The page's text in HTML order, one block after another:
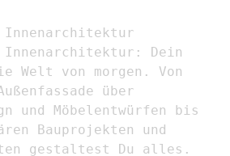
Dein
Welt von morgen. Von
über
und Möbelentwürfen bis
Bauprojekten und
gestaltest Du alles.